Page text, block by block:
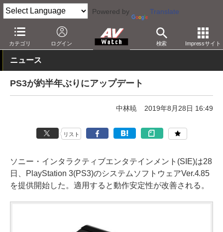
Powered by Translate
カテゴリ ログイン 検索 Impressサイト
AV Watch 製品 ゲーム機 PS3
ニュース
PS3が約半年ぶりにアップデート
中林暁 2019年8月28日 16:49
リスト
ソニー・インタラクティブエンタテインメント(SIE)は28
日、PlayStation 3(PS3)のシステムソフトウェアVer.4.85
を提供開始した。適用すると動作安定性が改善される。